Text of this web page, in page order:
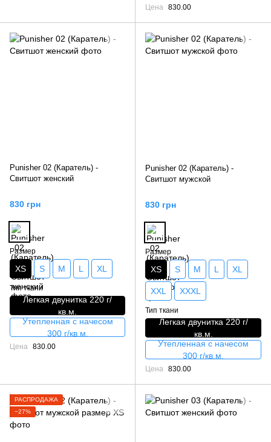
Цена 830.00
Punisher 02 (Каратель) -
Свитшот женский
830 грн
Размер
XS S M L XL
Тип ткани
Легкая двунитка 220 г/
кв.м.
Утепленная с начесом
300 г/кв.м.
Цена 830.00
Punisher 02 (Каратель) -
Свитшот мужской
830 грн
Размер
XS S M L XL
XXL XXXL
Тип ткани
Легкая двунитка 220 г/
кв.м.
Утепленная с начесом
300 г/кв.м.
Цена 830.00
РАСПРОДАЖА
−27%